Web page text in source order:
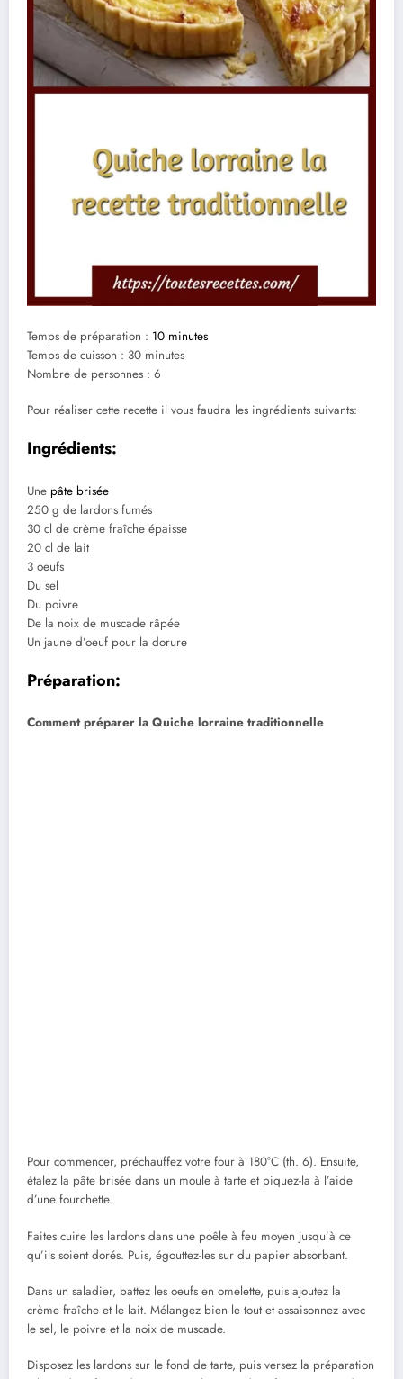
Temps de préparation : 10 minutes
Temps de cuisson : 30 minutes
Nombre de personnes : 6
Pour réaliser cette recette il vous faudra les ingrédients suivants:
Ingrédients:
Une pâte brisée
250 g de lardons fumés
30 cl de crème fraîche épaisse
20 cl de lait
3 oeufs
Du sel
Du poivre
De la noix de muscade râpée
Un jaune d’oeuf pour la dorure
Préparation:
Comment préparer la Quiche lorraine traditionnelle
Pour commencer, préchauffez votre four à 180°C (th. 6). Ensuite,
étalez la pâte brisée dans un moule à tarte et piquez-la à l’aide
d’une fourchette.
Faites cuire les lardons dans une poêle à feu moyen jusqu’à ce
qu’ils soient dorés. Puis, égouttez-les sur du papier absorbant.
Dans un saladier, battez les oeufs en omelette, puis ajoutez la
crème fraîche et le lait. Mélangez bien le tout et assaisonnez avec
le sel, le poivre et la noix de muscade.
Disposez les lardons sur le fond de tarte, puis versez la préparation